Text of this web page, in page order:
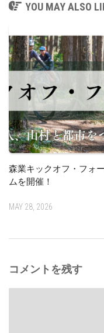
YOU MAY ALSO
森業キックオフ・フォ
ムを開催！
MAY 28, 2026
コメントを残す